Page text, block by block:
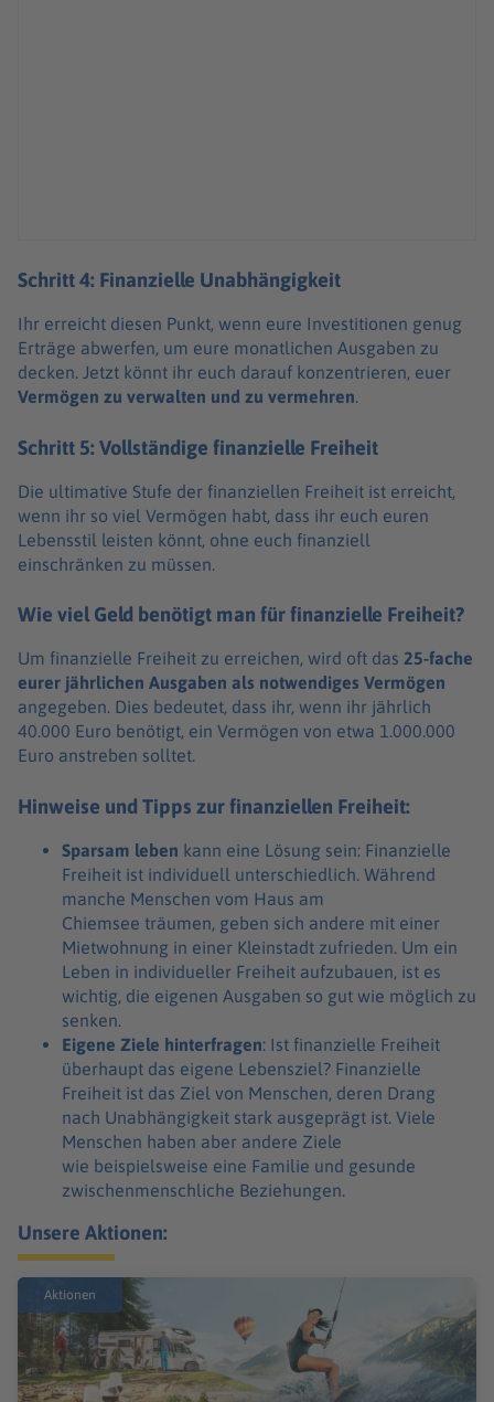
Schritt 4: Finanzielle Unabhängigkeit
Ihr erreicht diesen Punkt, wenn eure Investitionen genug
Erträge abwerfen, um eure monatlichen Ausgaben zu
decken. Jetzt könnt ihr euch darauf konzentrieren, euer
Vermögen zu verwalten und zu vermehren
Schritt 5: Vollständige finanzielle Freiheit
Die ultimative Stufe der finanziellen Freiheit ist erreicht,
wenn ihr so viel Vermögen habt, dass ihr euch euren
Lebensstil leisten könnt, ohne euch finanziell
einschränken zu müssen.
Wie viel Geld benötigt man für finanzielle Freiheit?
Um finanzielle Freiheit zu erreichen, wird oft das 25-fache
eurer jährlichen Ausgaben als notwendiges Vermögen
angegeben. Dies bedeutet, dass ihr, wenn ihr jährlich
40.000 Euro benötigt, ein Vermögen von etwa 1.000.000
Euro anstreben solltet.
Hinweise und Tipps zur finanziellen Freiheit:
Sparsam leben kann eine Lösung sein: Finanzielle
Freiheit ist individuell unterschiedlich. Während
manche Menschen vom Haus am
Chiemsee träumen, geben sich andere mit einer
Mietwohnung in einer Kleinstadt zufrieden. Um ein
Leben in individueller Freiheit aufzubauen, ist es
wichtig, die eigenen Ausgaben so gut wie möglich zu
senken.
Eigene Ziele hinterfragen: Ist finanzielle Freiheit
überhaupt das eigene Lebensziel? Finanzielle
Freiheit ist das Ziel von Menschen, deren Drang
nach Unabhängigkeit stark ausgeprägt ist. Viele
Menschen haben aber andere Ziele
wie beispielsweise eine Familie und gesunde
zwischenmenschliche Beziehungen.
Unsere Aktionen:
Aktionen